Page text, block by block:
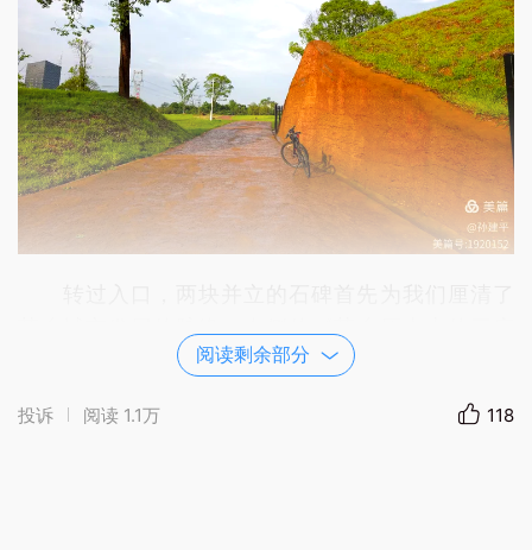
城》清晰记载：萍乡的城市史，始于潭台，兴于古
东周，至迟于三国时废弃，平面呈不规则形，面积
阅读剩余部分
投诉 阅读 1.1万 118